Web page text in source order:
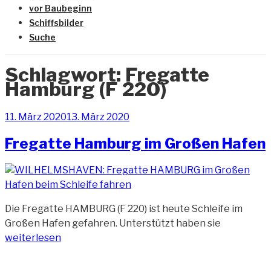
vor Baubeginn
Schiffsbilder
Suche
Schlagwort: Fregatte
Hamburg (F 220)
Veröffentlicht
11. März 202013. März 2020
Fregatte Hamburg im Großen Hafen
Die Fregatte HAMBURG (F 220) ist heute Schleife im
Großen Hafen gefahren. Unterstützt haben sie
weiterlesen